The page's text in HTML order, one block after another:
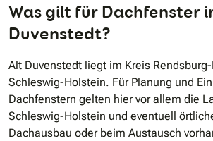
Was gilt für Dachfenster
Duvenstedt?
Alt Duvenstedt liegt im Kreis
Schleswig-Holstein. Für Planung und
Dachfenstern gelten hier vor allem die
Schleswig-Holstein und eventuell
Dachausbau oder beim Austausch